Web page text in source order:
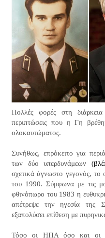
Πολλές φορές στη
περιπτώσεις που η Γη
ολοκαυτώματος.
Συνήθως, επρόκειτο για
των δύο υπερδυνάμεων
σχετικά άγνωστο γεγονός, το
του 1990. Σύμφωνα με τις
φθινόπωρο του 1983 η
απέτρεψε την ηγεσία της
εξαπολύσει επίθεση με
Τόσο οι ΗΠΑ όσο και οι